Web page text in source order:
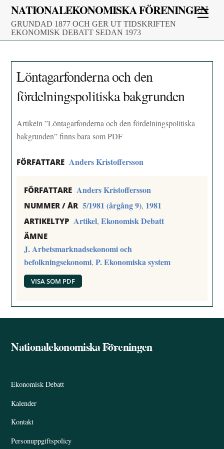
Skip
content
NATIONALEKONOMISKA FÖRENINGEN
GRUNDAD 1877 OCH GER UT TIDSKRIFTEN
EKONOMISK DEBATT SEDAN 1973
Löntagarfonderna och den
fördelningspolitiska bakgrunden
Artikeln ”Löntagarfonderna och den fördelningspolitiska
bakgrunden” finns bara som PDF
FÖRFATTARE Anders Kristoffersson
FÖRFATTARE Anders Kristoffersson
NUMMER / ÅR 5/1981 (årgång 9), 1981
ARTIKELTYP Artikel,Ekonomisk Debatt
ÄMNE
J. Arbetsmarknadsekonomi och
befolkningsekonomi,P. Ekonomiska system
VISA SOM PDF
Back
Nationalekonomiska Föreningen
Ekonomisk Debatt
Kalender
Kontakt
Personuppgiftspolicy